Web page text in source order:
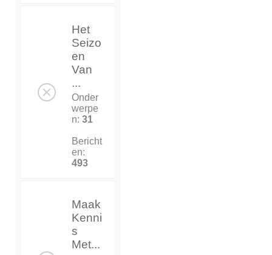
Het
Seizo
en
Van
...
Onder
werpe
n: 31
Bericht
en:
493
Maak
Kenni
s
Met...